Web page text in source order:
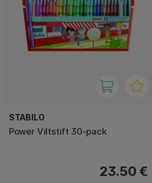
STABILO
Power Viltstift 30-pack
23.50 €